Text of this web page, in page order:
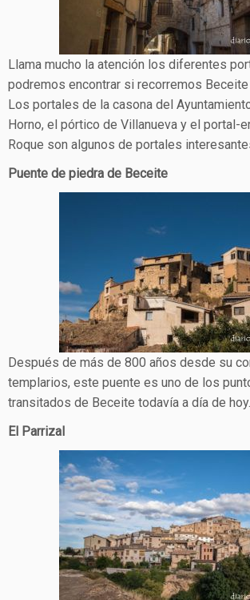
Llama mucho la atención los diferentes
podremos encontrar si recorremos Beceite
Los portales de la casona del
Horno, el pórtico de Villanueva y el portal-
Roque son algunos de portales
Puente de piedra de Beceite
Después de más de 800 años desde su
templarios, este puente es uno de los
transitados de Beceite todavía a día de hoy.
El Parrizal